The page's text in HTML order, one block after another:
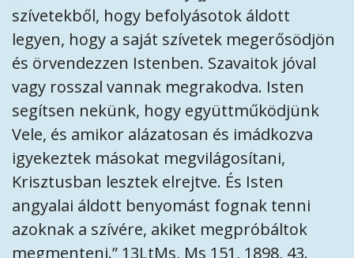
szívetekből, hogy befolyásotok áldott
legyen, hogy a saját szívetek megerősödjön
és örvendezzen Istenben. Szavaitok jóval
vagy rosszal vannak megrakodva. Isten
segítsen nekünk, hogy együttműködjünk
Vele, és amikor alázatosan és imádkozva
igyekeztek másokat megvilágosítani,
Krisztusban lesztek elrejtve. És Isten
angyalai áldott benyomást fognak tenni
azoknak a szívére, akiket megpróbáltok
megmenteni.” 13LtMs, Ms 151, 1898, 43.